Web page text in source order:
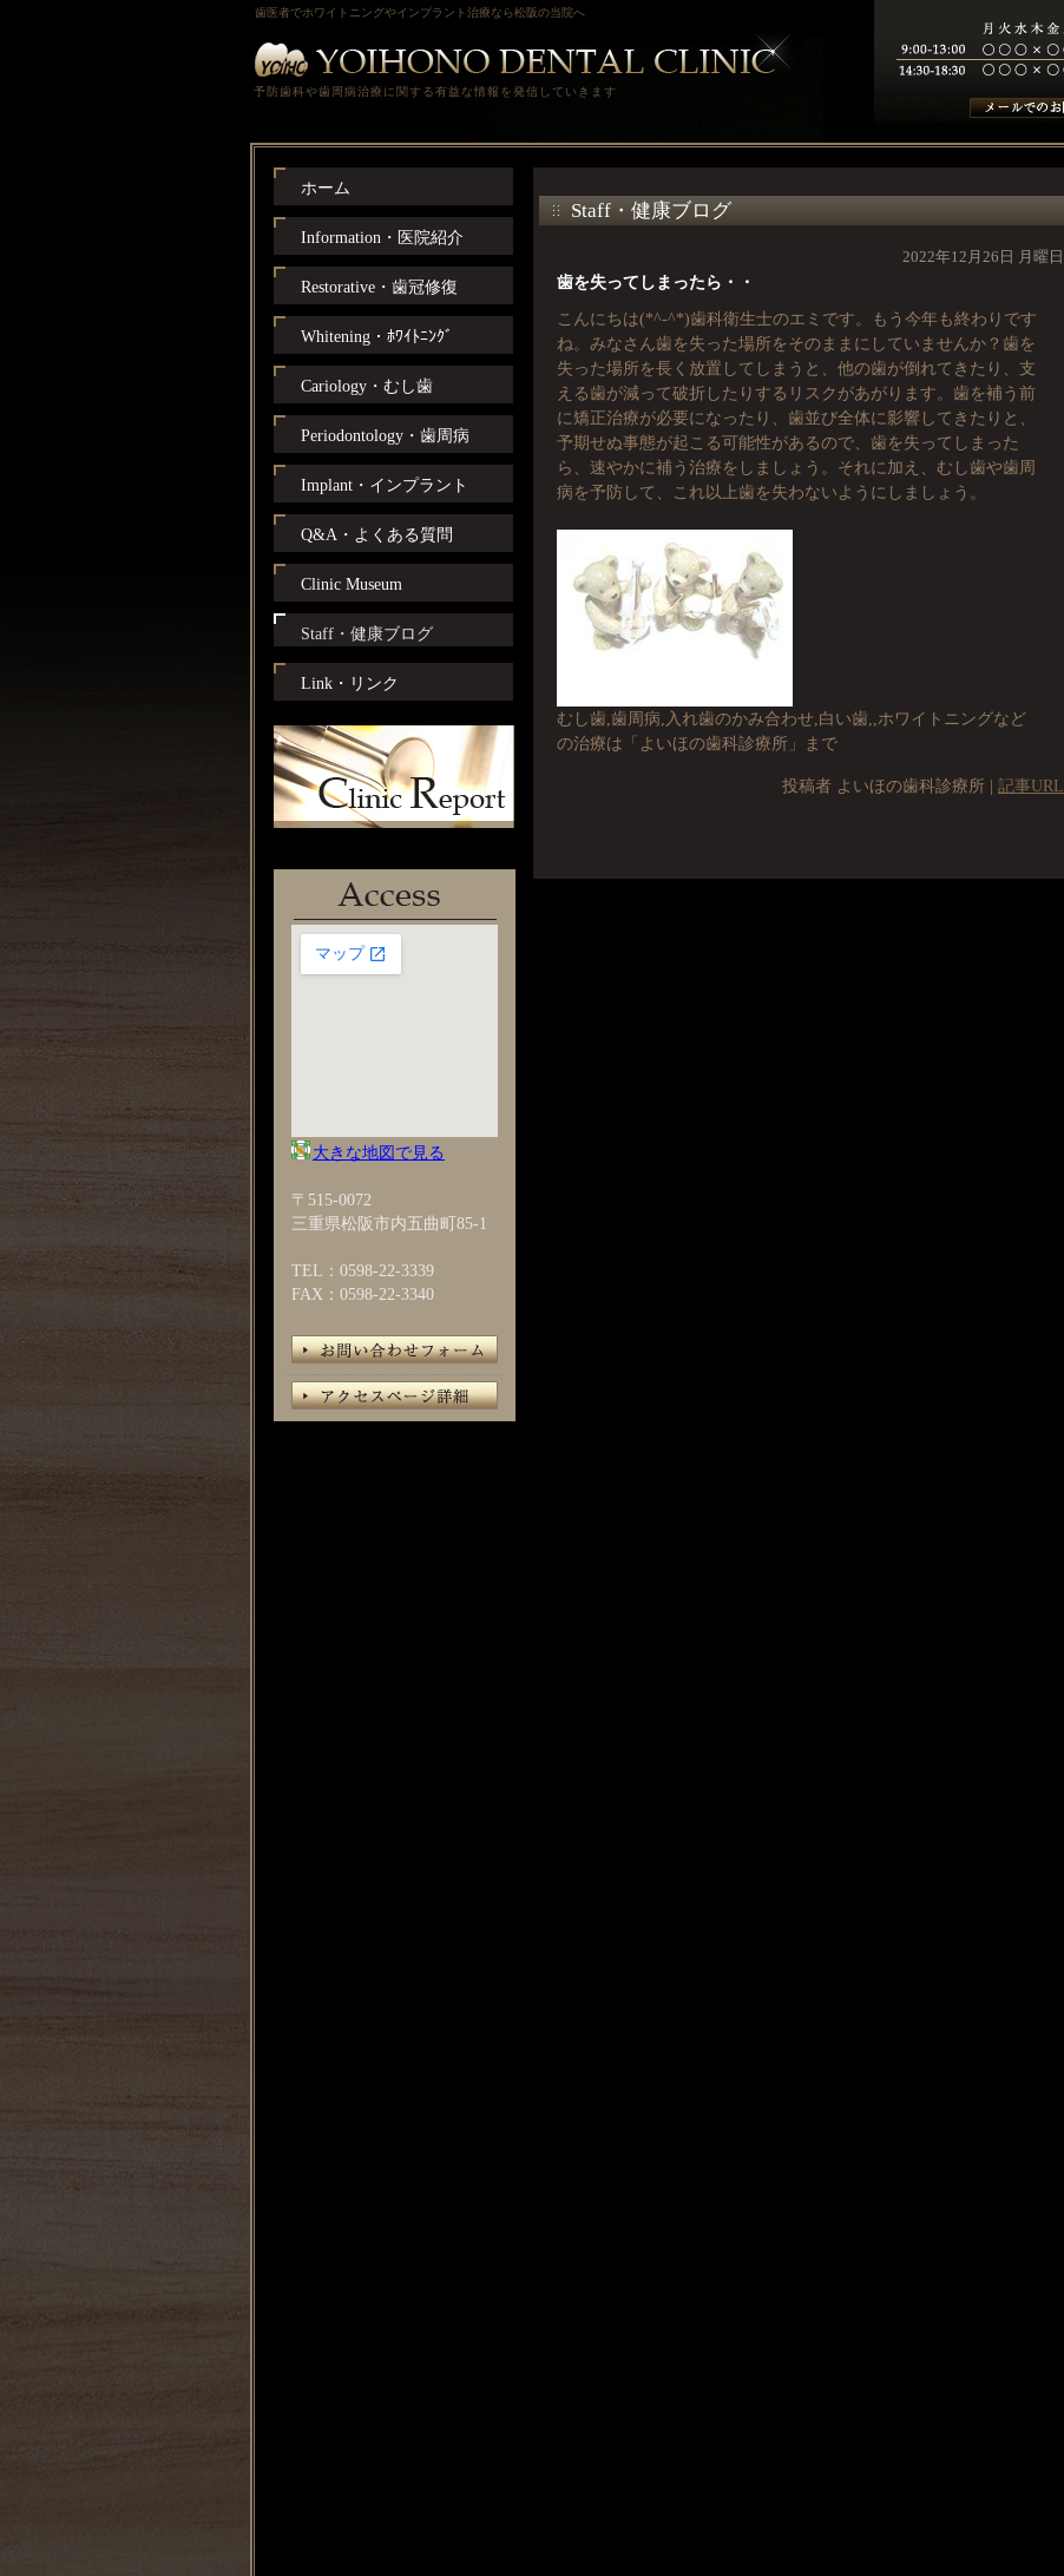
歯医者でホワイトニングやインプラント治療なら松阪の当院へ
予防歯科や歯周病治療に関する有益な情報を発信していきます
Staff・健康ブログ
2022年12月26日 月曜日
歯を失ってしまったら・・
こんにちは(*^-^*)歯科衛生士のエミです。もう今年も終わりです
ね。みなさん歯を失った場所をそのままにしていませんか？歯を
失った場所を長く放置してしまうと、他の歯が倒れてきたり、支
える歯が減って破折したりするリスクがあがります。歯を補う前
に矯正治療が必要になったり、歯並び全体に影響してきたりと、
予期せぬ事態が起こる可能性があるので、歯を失ってしまった
ら、速やかに補う治療をしましょう。それに加え、むし歯や歯周
病を予防して、これ以上歯を失わないようにしましょう。
むし歯,歯周病,入れ歯のかみ合わせ,白い歯,,ホワイトニングなど
の治療は「よいほの歯科診療所」まで
投稿者 よいほの歯科診療所 | 記事URL
ホーム
Information・医院紹介
Restorative・歯冠修復
Whitening・ﾎﾜｲﾄﾆﾝｸﾞ
Cariology・むし歯
Periodontology・歯周病
Implant・インプラント
Q&A・よくある質問
Clinic Museum
Staff・健康ブログ
Link・リンク
大きな地図で見る
〒515-0072
三重県松阪市内五曲町85-1
TEL：0598-22-3339
FAX：0598-22-3340